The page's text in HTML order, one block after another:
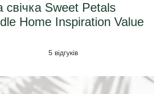
Sweet Petals
Home Inspiration Value
5 відгуків